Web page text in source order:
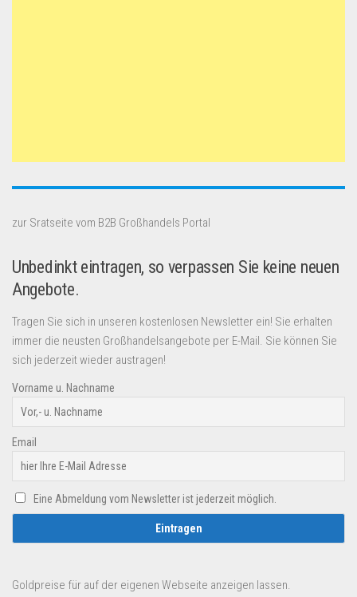
zur Sratseite vom B2B Großhandels Portal
Unbedinkt eintragen, so verpassen Sie keine neuen
Angebote.
Tragen Sie sich in unseren kostenlosen Newsletter ein! Sie erhalten
immer die neusten Großhandelsangebote per E-Mail. Sie können Sie
sich jederzeit wieder austragen!
Vorname u. Nachname
Email
Eine Abmeldung vom Newsletter ist jederzeit möglich.
Goldpreise für auf der eigenen Webseite anzeigen lassen.